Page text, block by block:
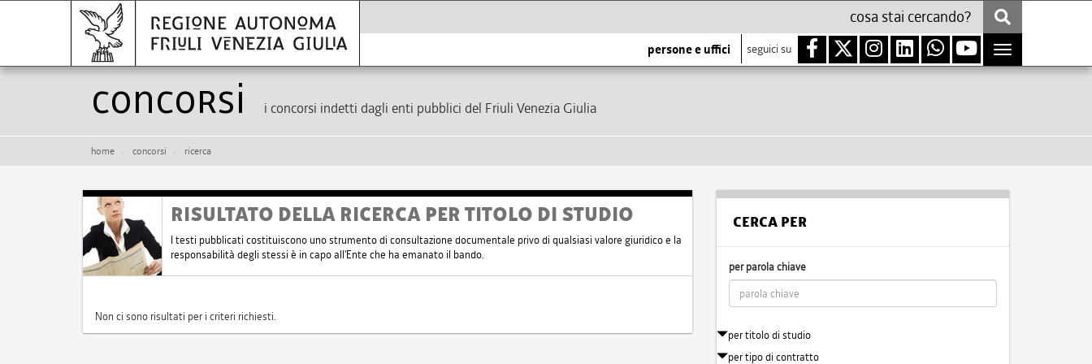
persone e uffici seguici su
Toggle
navigation
Concorsi i concorsi indetti dagli enti pubblici del Friuli Venezia Giulia
home concorsi ricerca
RISULTATO DELLA RICERCA PER TITOLO DI STUDIO
I testi pubblicati costituiscono uno strumento di consultazione documentale privo di qualsiasi valore giuridico e la
responsabilità degli stessi è in capo all'Ente che ha emanato il bando.
Non ci sono risultati per i criteri richiesti.
CERCA PER
per parola chiave
per titolo di studio
per tipo di contratto